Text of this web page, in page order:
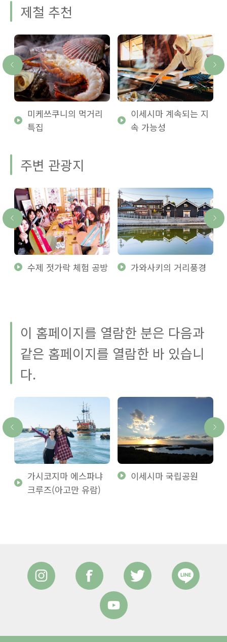
제철 추천
미케쓰쿠니의 먹거리
특집
이세시마 계속되는 지
속 가능성
주변 관광지
수제 젓가락 체험 공방 가와사키의 거리풍경
이 홈페이지를 열람한 분은 다음과
같은 홈페이지를 열람한 바 있습니
다.
가시코지마 에스파냐
크루즈(아고만 유람)
이세시마 국립공원